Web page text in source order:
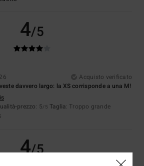
4/5
Acquisto verificato
davvero largo: la XS corrisponde a una M!
prezzo: 5/5 Taglia: Troppo grande
4/5